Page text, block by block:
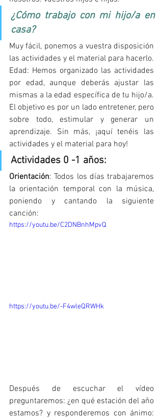
¿Cómo trabajo con mi hijo/a en
casa?
Muy fácil, ponemos a vuestra disposición
las actividades y el material para hacerlo.
Edad: Hemos organizado las actividades
por edad, aunque deberás ajustar las
mismas a la edad específica de tu hijo/a.
El objetivo es por un lado entretener, pero
sobre todo, estimular y generar un
aprendizaje. Sin más, ¡aquí tenéis las
actividades y el material para hoy!
Actividades 0 -1 años:
Orientación: Todos los días trabajaremos
la orientación temporal con la música,
poniendo y cantando la siguiente
canción:
https://youtu.be/C2DNBnhMpvQ
https://youtu.be/-F4wleQRWHk
Después de escuchar el vídeo
preguntaremos: ¿en qué estación del año
estamos? y responderemos con ánimo: